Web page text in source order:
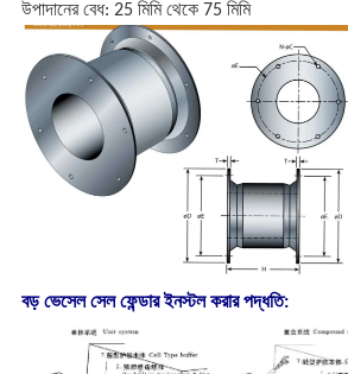
উপাদানের বেধ: 25 মিমি থেকে 75 মিমি
বড় ভেসেল সেল ফেন্ডার ইনস্টল করার পদ্ধতি: